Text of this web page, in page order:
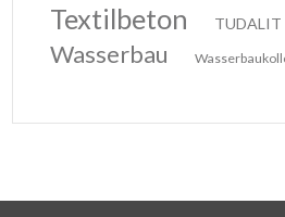
Textilbeton TUDALIT
Wasserbau